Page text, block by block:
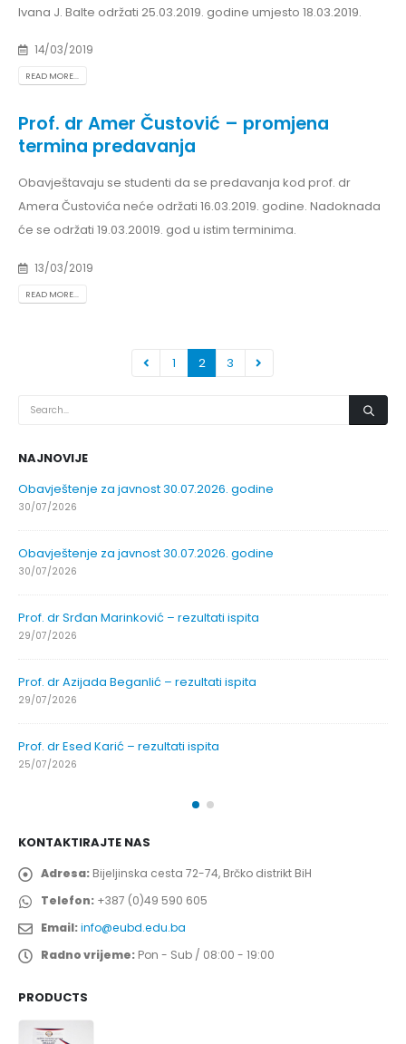
Ivana J. Balte održati 25.03.2019. godine umjesto 18.03.2019.
14/03/2019
READ MORE...
Prof. dr Amer Čustović – promjena
termina predavanja
Obavještavaju se studenti da se predavanja kod prof. dr
Amera Čustovića neće održati 16.03.2019. godine. Nadoknada
će se održati 19.03.20019. god u istim terminima.
13/03/2019
READ MORE...
1 2 3
NAJNOVIJE
Obavještenje za javnost 30.07.2026. godine
30/07/2026
Obavještenje za javnost 30.07.2026. godine
30/07/2026
Prof. dr Srđan Marinković – rezultati ispita
29/07/2026
Prof. dr Azijada Beganlić – rezultati ispita
29/07/2026
Prof. dr Esed Karić – rezultati ispita
25/07/2026
KONTAKTIRAJTE NAS
Adresa: Bijeljinska cesta 72-74, Brčko distrikt BiH
Telefon: +387 (0)49 590 605
Email:info@eubd.edu.ba
Radno vrijeme: Pon - Sub / 08:00 - 19:00
PRODUCTS